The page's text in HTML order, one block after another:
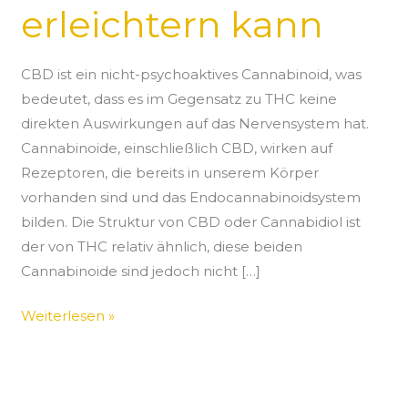
erleichtern kann
CBD ist ein nicht-psychoaktives Cannabinoid, was
bedeutet, dass es im Gegensatz zu THC keine
direkten Auswirkungen auf das Nervensystem hat.
Cannabinoide, einschließlich CBD, wirken auf
Rezeptoren, die bereits in unserem Körper
vorhanden sind und das Endocannabinoidsystem
bilden. Die Struktur von CBD oder Cannabidiol ist
der von THC relativ ähnlich, diese beiden
Cannabinoide sind jedoch nicht […]
Weiterlesen »